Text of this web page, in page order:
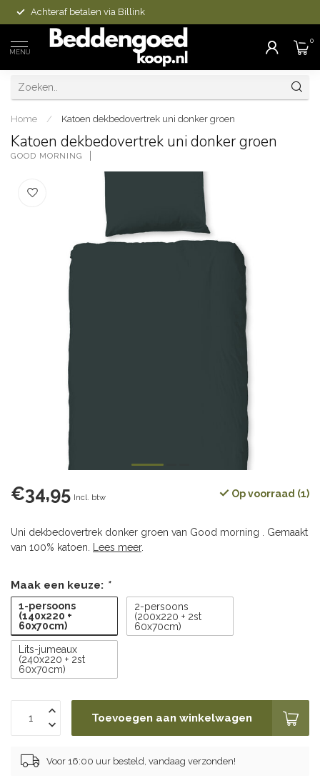
Achteraf betalen via Billink
MENU
0
Home / Katoen dekbedovertrek uni donker groen
Katoen dekbedovertrek uni donker groen
GOOD MORNING
€34,95 Incl. btw Op voorraad (1)
Uni dekbedovertrek donker groen van Good morning . Gemaakt
van 100% katoen.
Lees meer.
Maak een keuze: *
1-persoons
(140x220 +
60x70cm)
2-persoons
(200x220 + 2st
60x70cm)
Lits-jumeaux
(240x220 + 2st
60x70cm)
Toevoegen aan winkelwagen
Voor 16:00 uur besteld, vandaag verzonden!